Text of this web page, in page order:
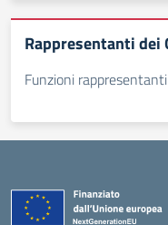
Rappresentanti dei
Funzioni